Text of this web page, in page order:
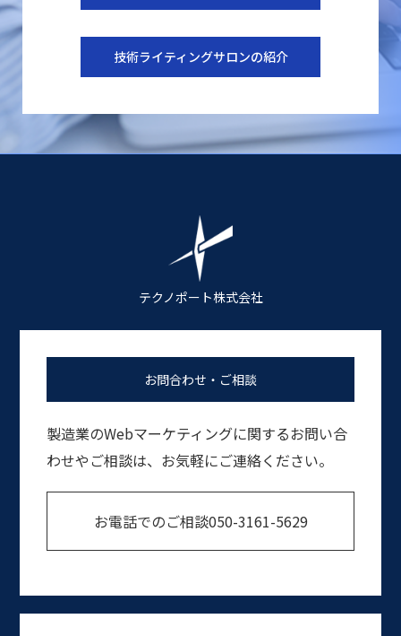
技術ライティングサロンの紹介
テクノポート株式会社
お問合わせ・ご相談
製造業のWebマーケティングに関するお問い合
わせやご相談は、お気軽にご連絡ください。
お電話でのご相談050-3161-5629